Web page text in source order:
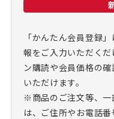
「かんたん会員登録
報をご入力いただく
ン購読や会員価格の
いただけます。
※商品のご注文等、一
は、ご住所やお電話